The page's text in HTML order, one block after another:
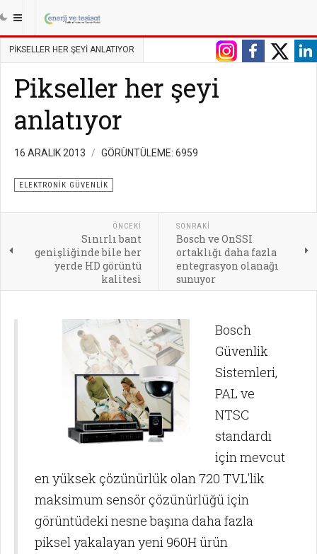
||| ANASAYFA GÜVENLIK
PIKSELLER HER ŞEYI ANLATIYOR
Pikseller her şeyi
anlatıyor
16 ARALIK 2013 GÖRÜNTÜLEME: 6959
ELEKTRONIK GÜVENLIK
ÖNCEKI
Sınırlı bant
genişliğinde bile her
yerde HD görüntü
kalitesi
SONRAKI
Bosch ve OnSSI
ortaklığı daha fazla
entegrasyon olanağı
sunuyor
Bosch
Güvenlik
Sistemleri,
PAL ve
NTSC
standardı
için mevcut
en yüksek çözünürlük olan 720 TVL'lik
maksimum sensör çözünürlüğü için
görüntüdeki nesne başına daha fazla
piksel yakalayan yeni 960H ürün